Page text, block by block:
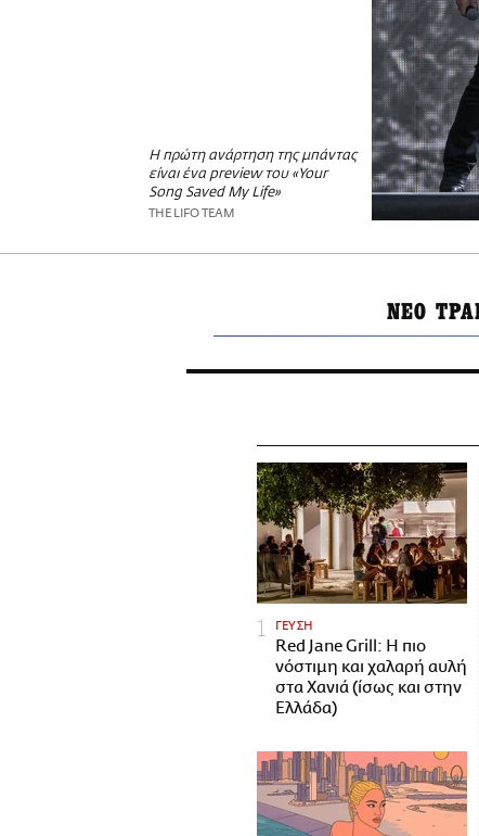
Η πρώτη ανάρτηση της μπάντας
είναι ένα preview του «Your
Song Saved My Life»
THE LIFO TEAM
ΝΕΟ
ΓΕΥΣΗ
Red Jane Grill: Η πιο
νόστιμη και χαλαρή αυλή
στα Χανιά (ίσως και στην
Ελλάδα)